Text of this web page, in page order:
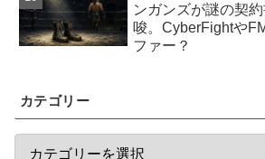
ンガンズが謎の契
唆。CyberFightや
ファー？
カテゴリー